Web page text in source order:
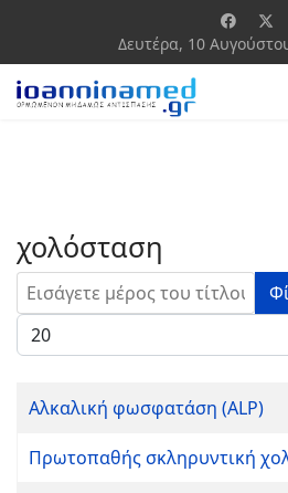
Δευτέρα, 10
χολόσταση
Εισάγετε μέρος του τίτλου.
Εμφάνιση #
Αλκαλική φωσφατάση (ALP)
Πρωτοπαθής σκληρυντική